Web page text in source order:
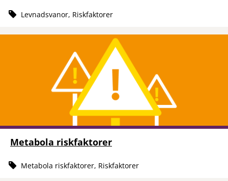
Levnadsvanor, Riskfaktorer
Metabola riskfaktorer
Metabola riskfaktorer, Riskfaktorer